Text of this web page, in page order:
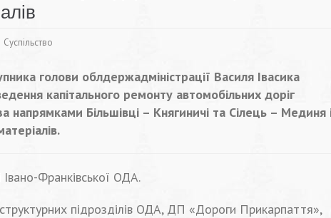
Суспільство
голови облдержадміністрації Василя Івасика
капітального ремонту автомобільних доріг
напрямками Більшівці – Княгиничі та Сілець – Мединя
Франківської ОДА.
підрозділів ОДА, ДП «Дороги Прикарпаття»,